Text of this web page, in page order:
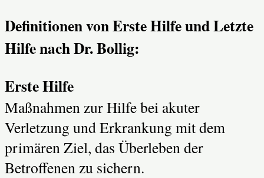
Definitionen von Erste Hilfe und Letzte
Hilfe nach Dr. Bollig:
Erste Hilfe
Maßnahmen zur Hilfe bei akuter
Verletzung und Erkrankung mit dem
primären Ziel, das Überleben der
Betroffenen zu sichern.